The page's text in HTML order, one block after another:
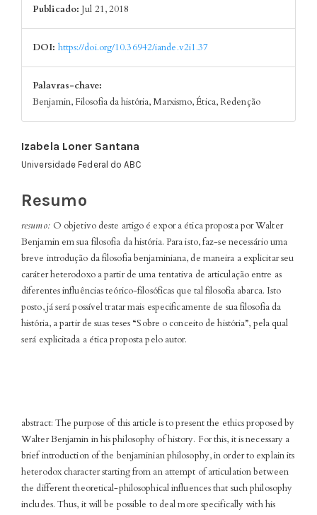
Publicado: Jul 21, 2018
DOI: https://doi.org/10.36942/iande.v2i1.37
Palavras-chave:
Benjamin, Filosofia da história, Marxismo, Ética, Redenção
Conteúdo
do
principal
Izabela Loner Santana
Universidade Federal do ABC
Resumo
resumo: O objetivo deste artigo é expor a ética proposta por Walter
Benjamin em sua filosofia da história. Para isto, faz-se necessário uma
breve introdução da filosofia benjaminiana, de maneira a explicitar seu
caráter heterodoxo a partir de uma tentativa de articulação entre as
diferentes influências teórico-filosóficas que tal filosofia abarca. Isto
posto, já será possível tratar mais especificamente de sua filosofia da
história, a partir de suas teses “Sobre o conceito de história”, pela qual
será explicitada a ética proposta pelo autor.
abstract: The purpose of this article is to present the ethics proposed by
Walter Benjamin in his philosophy of history. For this, it is necessary a
brief introduction of the benjaminian philosophy, in order to explain its
heterodox character starting from an attempt of articulation between
the different theoretical-philosophical influences that such philosophy
includes. Thus, it will be possible to deal more specifically with his